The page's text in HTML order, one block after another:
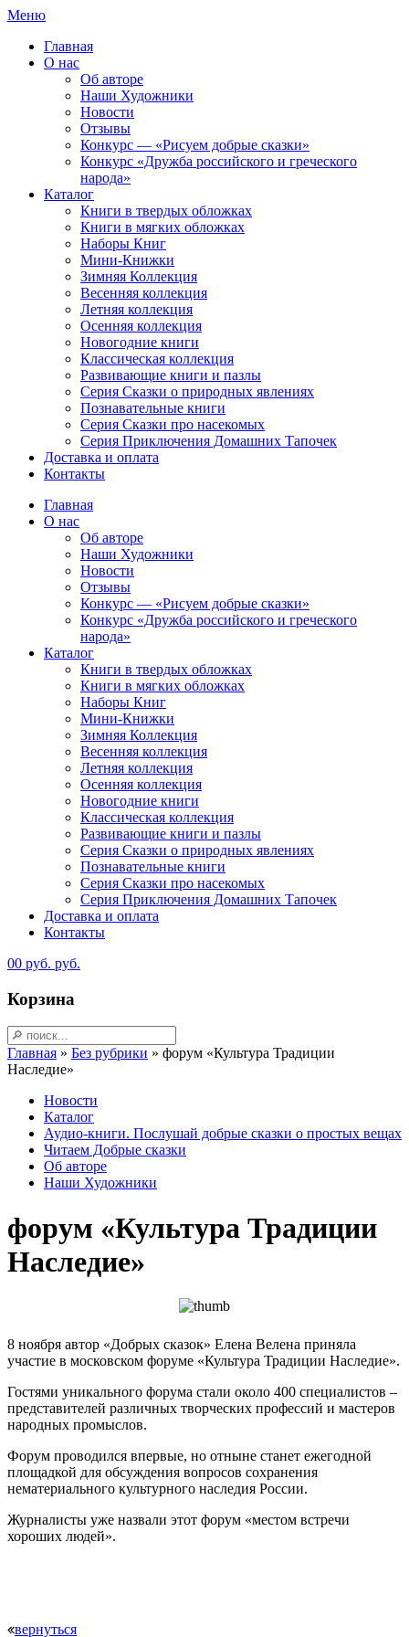
Меню
Главная
О нас
Об авторе
Наши Художники
Новости
Отзывы
Конкурс — «Рисуем добрые сказки»
Конкурс «Дружба российского и греческого
народа»
Каталог
Книги в твердых обложках
Книги в мягких обложках
Наборы Книг
Мини-Книжки
Зимняя Коллекция
Весенняя коллекция
Летняя коллекция
Осенняя коллекция
Новогодние книги
Классическая коллекция
Развивающие книги и пазлы
Серия Сказки о природных явлениях
Познавательные книги
Серия Сказки про насекомых
Серия Приключения Домашних Тапочек
Доставка и оплата
Контакты
Главная
О нас
Об авторе
Наши Художники
Новости
Отзывы
Конкурс — «Рисуем добрые сказки»
Конкурс «Дружба российского и греческого
народа»
Каталог
Книги в твердых обложках
Книги в мягких обложках
Наборы Книг
Мини-Книжки
Зимняя Коллекция
Весенняя коллекция
Летняя коллекция
Осенняя коллекция
Новогодние книги
Классическая коллекция
Развивающие книги и пазлы
Серия Сказки о природных явлениях
Познавательные книги
Серия Сказки про насекомых
Серия Приключения Домашних Тапочек
Доставка и оплата
Контакты
00 руб. руб.
Корзина
Главная » Без рубрики » форум «Культура Традиции
Наследие»
Новости
Каталог
Аудио-книги. Послушай добрые сказки о простых вещах
Читаем Добрые сказки
Об авторе
Наши Художники
форум «Культура Традиции
Наследие»
8 ноября автор «Добрых сказок» Елена Велена приняла
участие в московском форуме «Культура Традиции Наследие».
Гостями уникального форума стали около 400 специалистов –
представителей различных творческих профессий и мастеров
народных промыслов.
Форум проводился впервые, но отныне станет ежегодной
площадкой для обсуждения вопросов сохранения
нематериального культурного наследия России.
Журналисты уже назвали этот форум «местом встречи
хороших людей».
вернуться